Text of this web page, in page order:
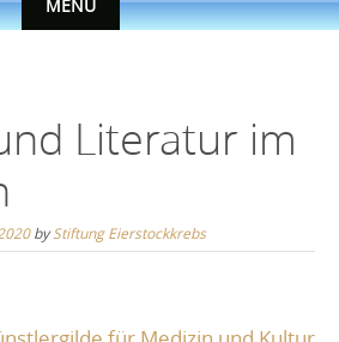
MENU
Literatur im
byStiftung Eierstockkrebs